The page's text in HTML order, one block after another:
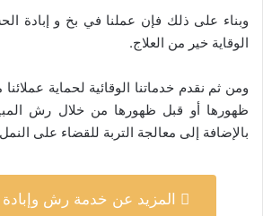
وبناء على ذلك فإن عملنا في بخ و إبادة
الوقاية خير من العلاج.
ومن ثم نقدم خدماتنا الوقائية لحماية
ظهورها أو قبل ظهورها من خلال رش
بالإضافة إلى معالجة التربة للقضاء على
المزيد عن خدمة رش